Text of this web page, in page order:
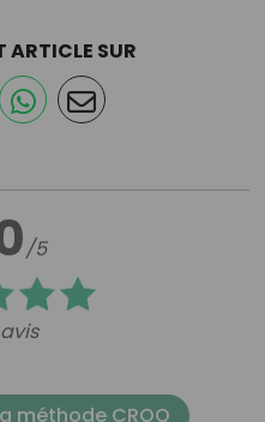
/5
ARTICLE SUR
méthode CROQ